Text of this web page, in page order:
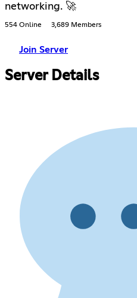
networking. 🚀
554 Online 3,689 Members
Join Server
Server Details